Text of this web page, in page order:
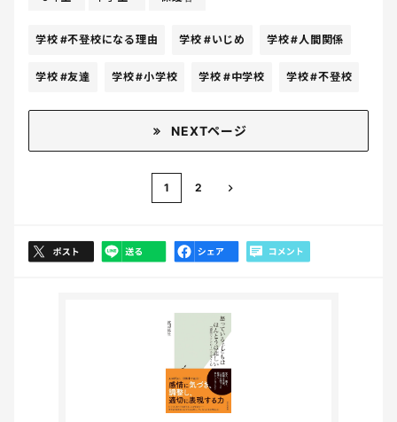
学校 #不登校になる理由 学校 #いじめ 学校#人間関係
学校 #友達 学校#小学校 学校 #中学校 学校#不登校
NEXTページ
1 2